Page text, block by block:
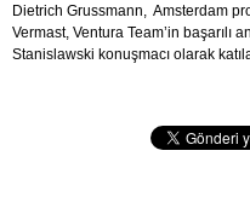
Dietrich Grussmann, Amsterdam
Vermast, Ventura Team’in
Stanislawski konuşmacı olarak